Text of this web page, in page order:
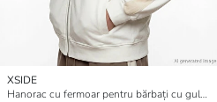
XSIDE
Hanorac cu fermoar pentru bărbați cu guler mock și imprimeu